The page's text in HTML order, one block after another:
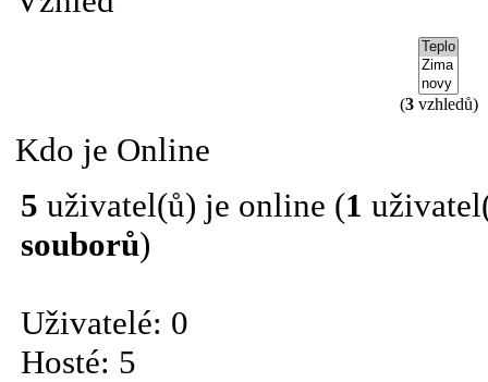
(3vzhledů)
Kdo je Online
5 uživatel(ů) je online (1
souborů)
Uživatelé: 0
Hosté: 5